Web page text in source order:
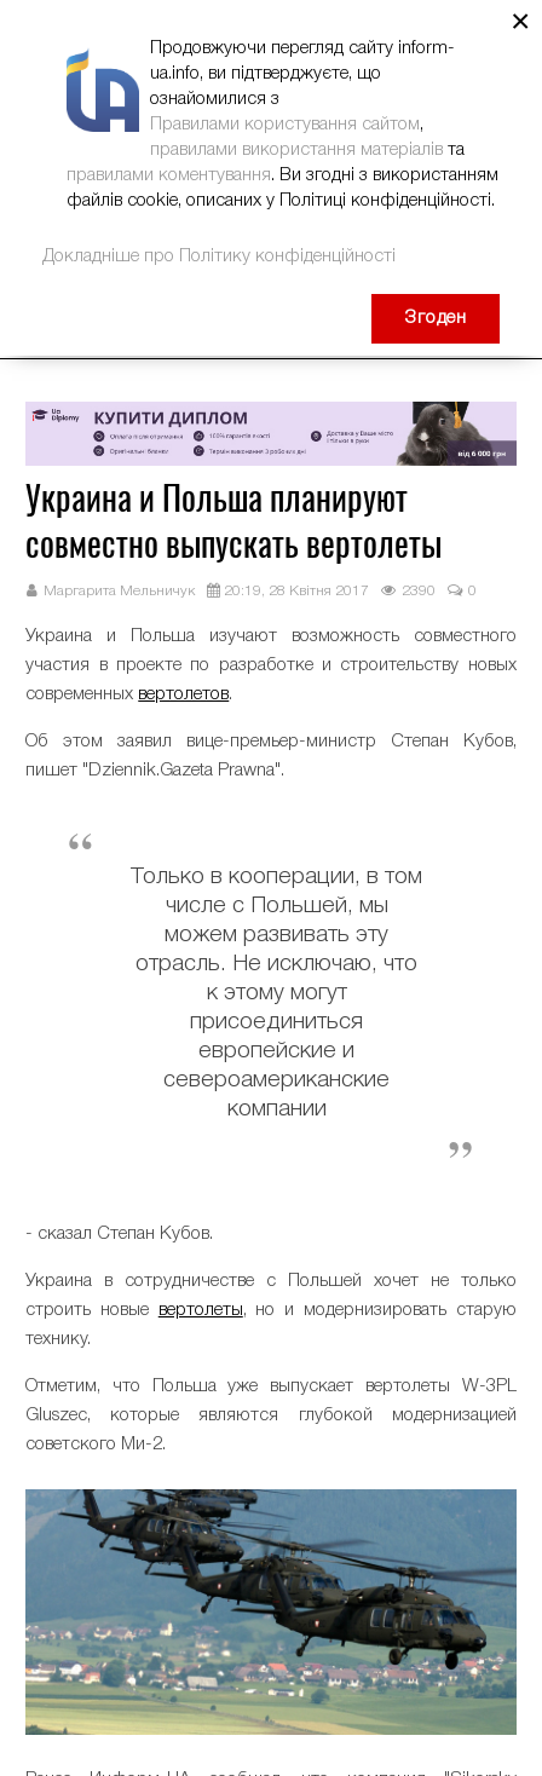
Украина и Польша планируют
совместно выпускать вертолеты
Маргарита Мельничук 20:19, 28 Квітня 2017 2390 0
Украина и Польша изучают возможность совместного
участия в проекте по разработке и строительству новых
современных вертолетов.
Об этом заявил вице-премьер-министр Степан Кубов,
пишет "Dziennik.Gazeta Prawna".
Только в кооперации, в том
числе с Польшей, мы
можем развивать эту
отрасль. Не исключаю, что
к этому могут
присоединиться
европейские и
североамериканские
компании
- сказал Степан Кубов.
Украина в сотрудничестве с Польшей хочет не только
строить новые вертолеты, но и модернизировать старую
технику.
Отметим, что Польша уже выпускает вертолеты W-3PL
Gluszec, которые являются глубокой модернизацией
советского Ми-2.
×
Продовжуючи перегляд сайту inform-
ua.info, ви підтверджуєте, що
ознайомилися з
Правилами користування сайтом,
правилами використання матеріалів та
правилами коментування. Ви згодні з використанням
файлів cookie, описаних у Політиці конфіденційності.
Докладніше про Політику конфіденційності
Згоден